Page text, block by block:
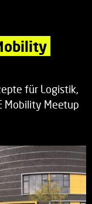
für Logistik,
Mobility Meetup